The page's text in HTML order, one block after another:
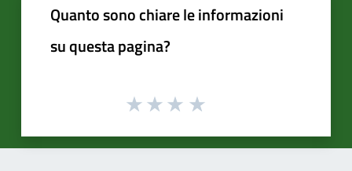
Quanto sono chiare le informazioni
su questa pagina?